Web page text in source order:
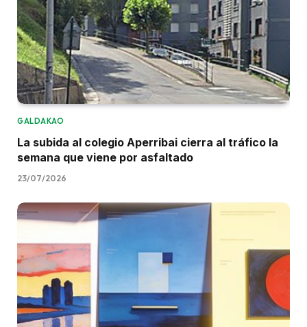
GALDAKAO
La subida al colegio Aperribai cierra al tráfico la
semana que viene por asfaltado
23/07/2026